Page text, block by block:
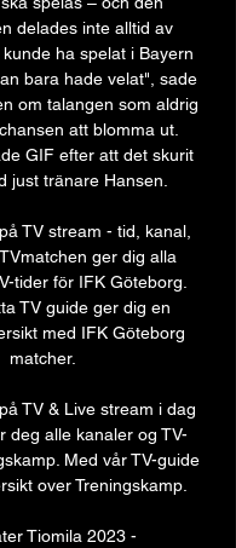
delades inte alltid av
ha spelat i Bayern
bara hade velat", sade
om talangen som aldrig
att blomma ut.
GIF efter att det skurit
just tränare Hansen.
TV stream - tid, kanal,
ger dig alla
tider för IFK Göteborg.
TV guide ger dig en
med IFK Göteborg
matcher.
TV & Live stream i dag
deg alle kanaler og TV-
Med vår TV-guide
over Treningskamp.
Tiomila 2023 -